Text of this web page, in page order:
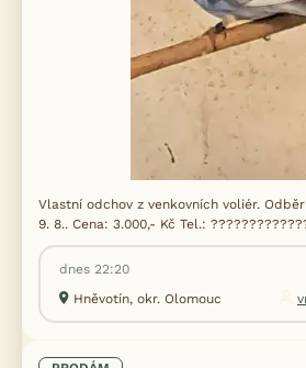
Vlastní odchov z venkovních voliér.
9. 8.. Cena: 3.000,- Kč Tel.:
dnes 22:20
Hněvotín, okr. Olomouc